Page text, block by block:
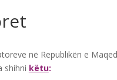
në Republikën e
shihni këtu: